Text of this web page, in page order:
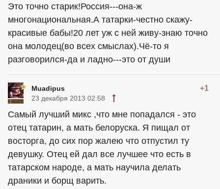
Это точно старик!Россия---она-ж
многонациональная.А татарки-честно скажу-
красивые бабы!20 лет уж с ней живу-знаю точно
она молодец(во всех смыслах).Чё-то я
разговорился-да и ладно---это от души
Muadipus +1
23 декабря 2013 02:58
Самый лучший микс ,что мне попадался - это
отец татарин, а мать белоруска. Я пищал от
восторга, до сих пор жалею что отпустил ту
девушку. Отец ей дал все лучшее что есть в
татарском народе, а мать научила делать
драники и борщ варить.